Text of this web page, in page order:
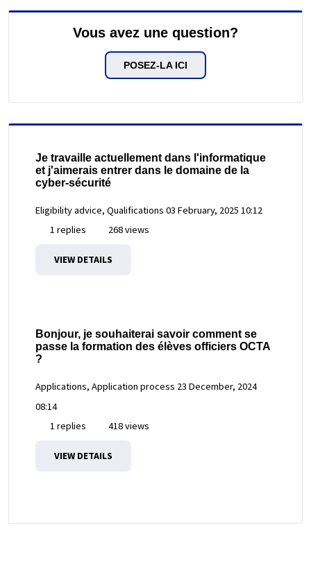
Vous avez une question?
POSEZ-LA ICI
Je travaille actuellement dans l'informatique
et j'aimerais entrer dans le domaine de la
cyber-sécurité
Eligibility advice, Qualifications 03 February, 2025 10:12
1 replies
268 views
VIEW DETAILS
Bonjour, je souhaiterai savoir comment se
passe la formation des élèves officiers OCTA
?
Applications, Application process 23 December, 2024
08:14
1 replies
418 views
VIEW DETAILS